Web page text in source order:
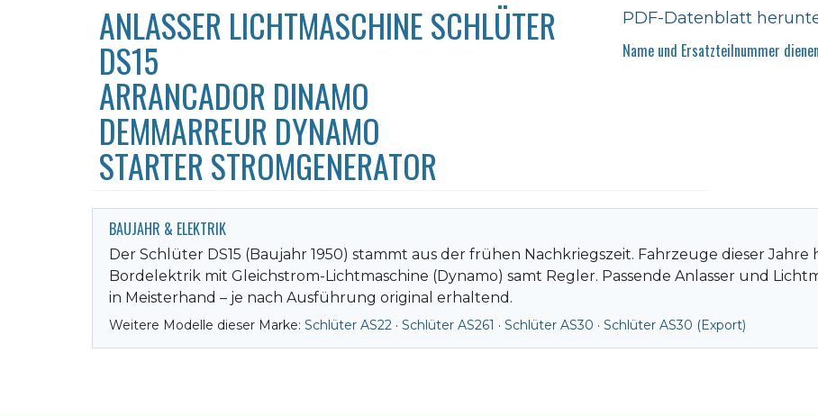
ANLASSER LICHTMASCHINE SCHLÜTER
DS15
ARRANCADOR DINAMO
DEMMARREUR DYNAMO
STARTER STROMGENERATOR
PDF-Datenblatt
Name und Ersatzteilnummer
BAUJAHR & ELEKTRIK
Der Schlüter DS15 (Baujahr 1950) stammt aus der frühen Nachkriegszeit. Fahrzeuge dieser
Bordelektrik mit Gleichstrom-Lichtmaschine (Dynamo) samt Regler. Passende Anlasser und
in Meisterhand – je nach Ausführung original erhaltend.
Weitere Modelle dieser Marke: Schlüter AS22 · Schlüter AS261 · Schlüter AS30 · Schlüter AS30 (Export)